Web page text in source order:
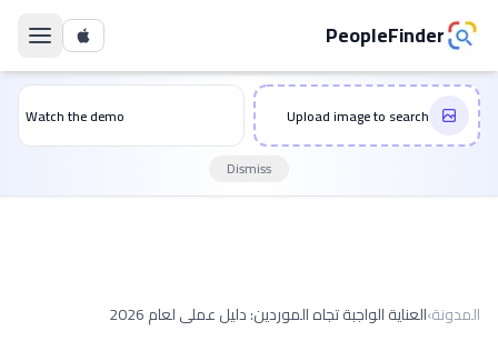
PeopleFinder
Upload image to search
Watch the demo
Dismiss
المدونة›العناية الواجبة تجاه الموردين: دليل عملي لعام 2026